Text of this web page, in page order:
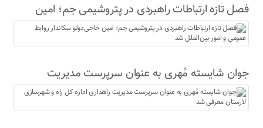
فصل تازه ارتباطات راهبردی در پتروشیمی جم؛ امین
حاجی‌دولو سکاندار روابط عمومی و امور بین‌الملل شد
جوان شایسته مُهری به عنوان سرپرست مدیریت
راهداری اداره کل راه و شهرسازی لارستان معرفی شد